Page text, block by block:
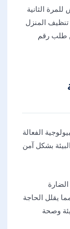
الثانية
تنظيف المنزل
طلب رقم
الفعالة
بشكل آمن
يقلل الحاجة
وصحة